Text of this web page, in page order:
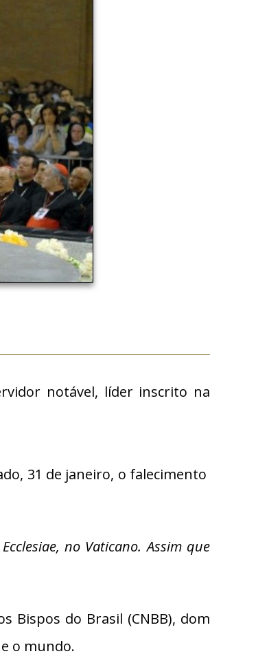
notável, líder inscrito na
31 de janeiro, o falecimento
no Vaticano. Assim que
Bispos do Brasil (CNBB), dom
o mundo.